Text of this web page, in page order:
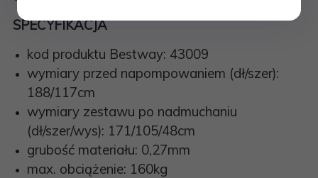
SPECYFIKACJA
kod produktu Bestway: 43009
wymiary przed napompowaniem (dł/szer):
188/117cm
wymiary zestawu po nadmuchaniu
(dł/szer/wys): 171/105/48cm
grubość materiału: 0,27mm
max. obciążenie: 160kg